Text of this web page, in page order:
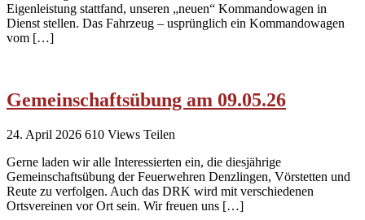
Eigenleistung stattfand, unseren „neuen“ Kommandowagen in
Dienst stellen. Das Fahrzeug – usprünglich ein Kommandowagen
vom […]
Gemeinschaftsübung am 09.05.26
24. April 2026 610 Views Teilen
Gerne laden wir alle Interessierten ein, die diesjährige
Gemeinschaftsübung der Feuerwehren Denzlingen, Vörstetten und
Reute zu verfolgen. Auch das DRK wird mit verschiedenen
Ortsvereinen vor Ort sein. Wir freuen uns […]